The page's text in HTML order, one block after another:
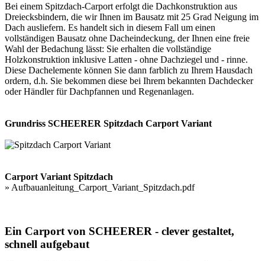
Bei einem Spitzdach-Carport erfolgt die Dachkonstruktion aus
Dreiecksbindern, die wir Ihnen im Bausatz mit 25 Grad Neigung im
Dach ausliefern. Es handelt sich in diesem Fall um einen
vollständigen Bausatz ohne Dacheindeckung, der Ihnen eine freie
Wahl der Bedachung lässt: Sie erhalten die vollständige
Holzkonstruktion inklusive Latten - ohne Dachziegel und - rinne.
Diese Dachelemente können Sie dann farblich zu Ihrem Hausdach
ordern, d.h. Sie bekommen diese bei Ihrem bekannten Dachdecker
oder Händler für Dachpfannen und Regenanlagen.
Grundriss SCHEERER Spitzdach Carport Variant
Carport Variant Spitzdach
» Aufbauanleitung_Carport_Variant_Spitzdach.pdf
Ein Carport von SCHEERER - clever gestaltet,
schnell aufgebaut